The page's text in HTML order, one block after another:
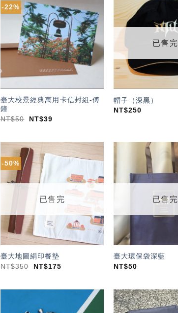
-22%
加入
「願
望輕
單」
臺大校景經典萬用卡信封組-傅
鐘
NT$50 NT$39
已售完
帽子（深黑）
NT$250
-50%
望輕
單」
已售完
臺大地圖絹印餐墊
NT$350 NT$175
已售完
臺大環保袋深藍
NT$50